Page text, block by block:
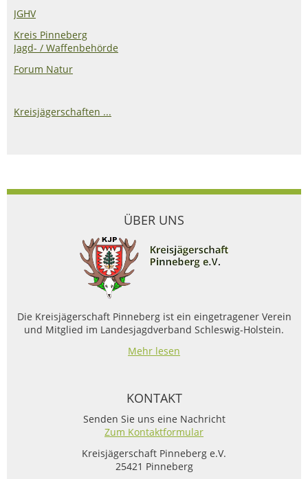
JGHV
Kreis Pinneberg
Jagd- / Waffenbehörde
Forum Natur
Kreisjägerschaften ...
ÜBER UNS
Die Kreisjägerschaft Pinneberg ist ein eingetragener Verein
und Mitglied im Landesjagdverband Schleswig-Holstein.
Mehr lesen
KONTAKT
Senden Sie uns eine Nachricht
Zum Kontaktformular
Kreisjägerschaft Pinneberg e.V.
25421 Pinneberg